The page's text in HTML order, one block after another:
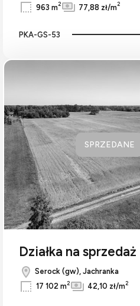
963 m2 77,88 zł/m2
PKA-GS-53
SPRZEDANE
Działka na sprzedaż
Serock (gw), Jachranka
17 102 m2 42,10 zł/m2